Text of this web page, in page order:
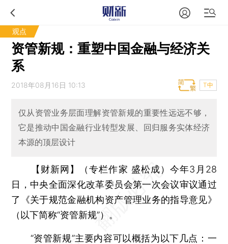
观点
资管新规：重塑中国金融与经济关
系
2018年08月16日 10:13 T中
仅从资管业务层面理解资管新规的重要性远远不够，
它是推动中国金融行业转型发展、回归服务实体经济
本源的顶层设计
【财新网】（专栏作家 盛松成）今年3月28
日，中央全面深化改革委员会第一次会议审议通过
了《关于规范金融机构资产管理业务的指导意见》
（以下简称“资管新规”）。
“资管新规”主要内容可以概括为以下几点：一